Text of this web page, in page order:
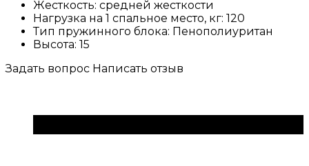
Жесткость: средней жесткости
Нагрузка на 1 спальное место, кг: 120
Тип пружинного блока: Пенополиуритан
Высота: 15
Задать вопрос Написать отзыв